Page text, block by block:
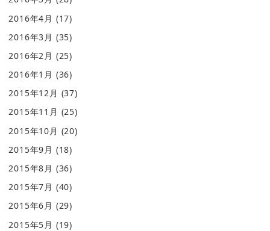
2016年4月 (17)
2016年3月 (35)
2016年2月 (25)
2016年1月 (36)
2015年12月 (37)
2015年11月 (25)
2015年10月 (20)
2015年9月 (18)
2015年8月 (36)
2015年7月 (40)
2015年6月 (29)
2015年5月 (19)